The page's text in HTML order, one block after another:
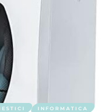
INFORMATICA